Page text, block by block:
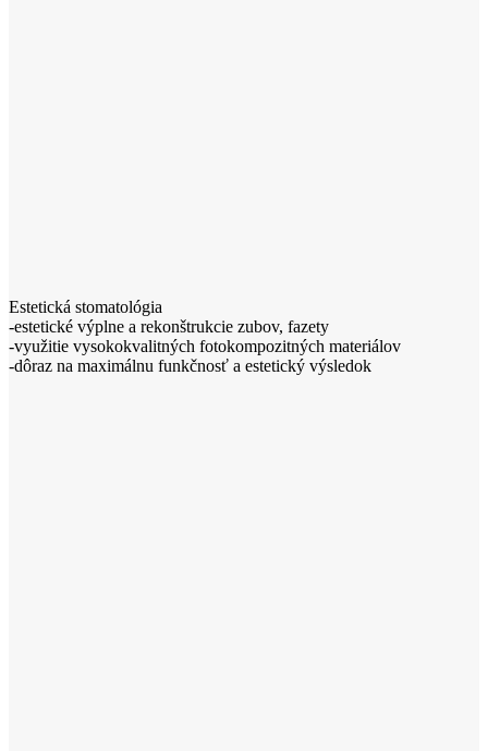
Estetická stomatológia
-estetické výplne a rekonštrukcie zubov, fazety
-využitie vysokokvalitných fotokompozitných materiálov
-dôraz na maximálnu funkčnosť a estetický výsledok